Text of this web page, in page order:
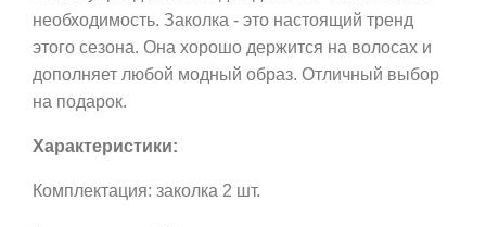
необходимость. Заколка - это настоящий тренд
этого сезона. Она хорошо держится на волосах и
дополняет любой модный образ. Отличный выбор
на подарок.
Характеристики:
Комплектация: заколка 2 шт.